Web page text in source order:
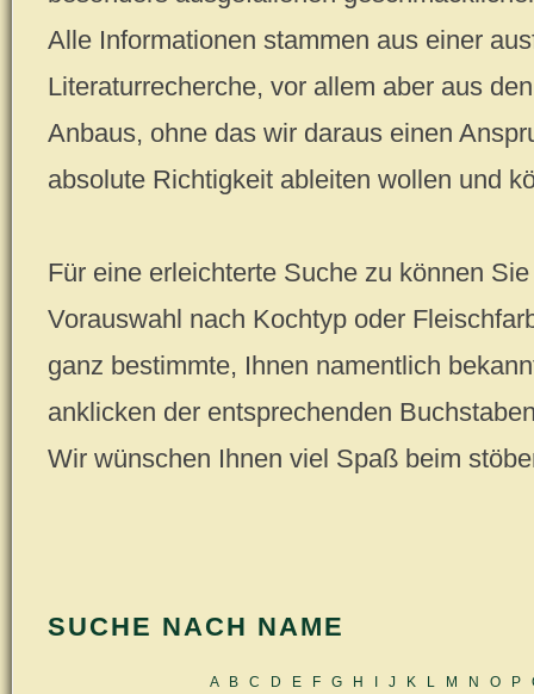
Alle Informationen stammen aus einer
Literaturrecherche, vor allem aber aus
Anbaus, ohne das wir daraus einen
absolute Richtigkeit ableiten wollen und
Für eine erleichterte Suche zu können
Vorauswahl nach Kochtyp oder
ganz bestimmte, Ihnen namentlich
anklicken der entsprechenden
Wir wünschen Ihnen viel Spaß beim
SUCHE NACH NAME
A B C D E F G H J K L M N O P